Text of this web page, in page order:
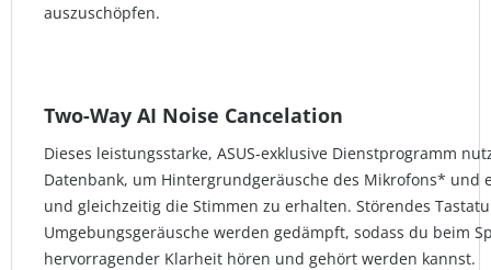
auszuschöpfen.
Two-Way AI Noise Cancelation
Dieses leistungsstarke, ASUS-exklusive Dienstprogramm
Datenbank, um Hintergrundgeräusche des Mikrofons* und
und gleichzeitig die Stimmen zu erhalten. Störendes
Umgebungsgeräusche werden gedämpft, sodass du beim
hervorragender Klarheit hören und gehört werden kannst.